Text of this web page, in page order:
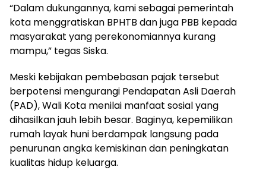
“Dalam dukungannya, kami sebagai pemerintah
kota menggratiskan BPHTB dan juga PBB kepada
masyarakat yang perekonomiannya kurang
mampu,” tegas Siska.
Meski kebijakan pembebasan pajak tersebut
berpotensi mengurangi Pendapatan Asli Daerah
(PAD), Wali Kota menilai manfaat sosial yang
dihasilkan jauh lebih besar. Baginya, kepemilikan
rumah layak huni berdampak langsung pada
penurunan angka kemiskinan dan peningkatan
kualitas hidup keluarga.